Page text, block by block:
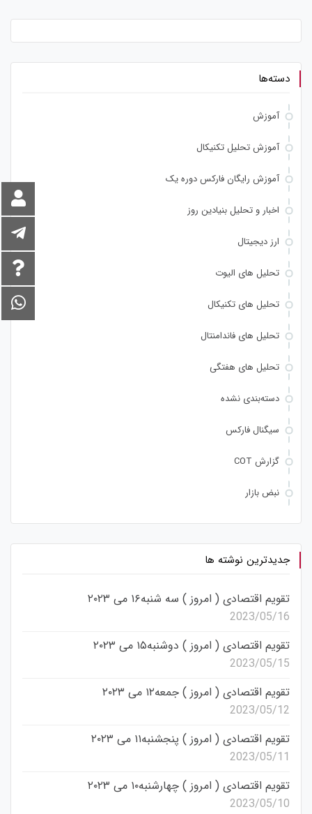
دسته‌ها
آموزش
آموزش تحلیل تکنیکال
آموزش رایگان فارکس دوره یک
اخبار و تحلیل بنیادین روز
ارز دیجیتال
تحلیل های الیوت
تحلیل های تکنیکال
تحلیل های فاندامنتال
تحلیل های هفتگی
دسته‌بندی نشده
سیگنال فارکس
گزارش COT
نبض بازار
جدیدترین نوشته ها
تقویم اقتصادی ( امروز ) سه شنبه۱۶ می ۲۰۲۳
2023/05/16
تقویم اقتصادی ( امروز ) دوشنبه۱۵ می ۲۰۲۳
2023/05/15
تقویم اقتصادی ( امروز ) جمعه۱۲ می ۲۰۲۳
2023/05/12
تقویم اقتصادی ( امروز ) پنجشنبه۱۱ می ۲۰۲۳
2023/05/11
تقویم اقتصادی ( امروز ) چهارشنبه۱۰ می ۲۰۲۳
2023/05/10